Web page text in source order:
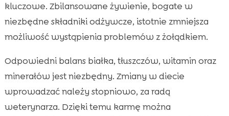
kluczowe. Zbilansowane żywienie, bogate w
niezbędne składniki odżywcze, istotnie zmniejsza
możliwość wystąpienia problemów z żołądkiem.
Odpowiedni balans białka, tłuszczów, witamin oraz
minerałów jest niezbędny. Zmiany w diecie
wprowadzać należy stopniowo, za radą
weterynarza. Dzięki temu karmę można